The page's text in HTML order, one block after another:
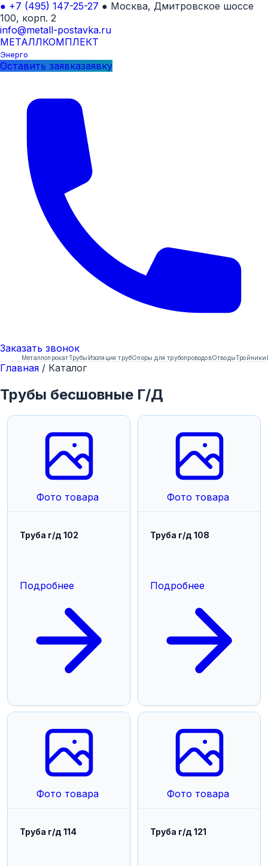
● +7 (495) 147-25-27 ● Москва, Дмитровское шоссе
100, корп. 2
info@metall-postavka.ru
МЕТАЛЛКОМПЛЕКТ
Энерго
Оставить заявказаявку
Заказать звонок
МеталлопрокатТрубы Изоляция трубОпоры для трубопроводовОтводыТройники
Главная / Каталог
Трубы бесшовные Г/Д
Фото товара
Труба г/д 102
Подробнее
Фото товара
Труба г/д 108
Подробнее
Фото товара
Труба г/д 114
Фото товара
Труба г/д 121